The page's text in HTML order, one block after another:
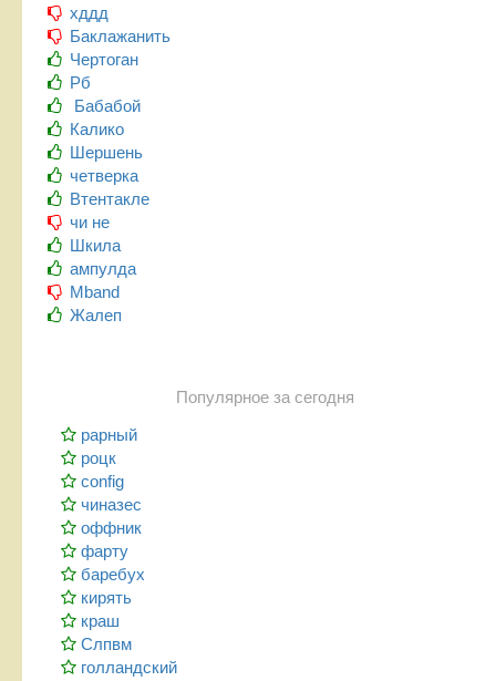
хддд
Баклажанить
Чертоган
Рб
Бабабой
Калико
Шершень
четверка
Втентакле
чи не
Шкила
ампулда
Mband
Жалеп
Популярное за сегодня
рарный
роцк
config
чиназес
оффник
фарту
баребух
кирять
краш
Слпвм
голландский